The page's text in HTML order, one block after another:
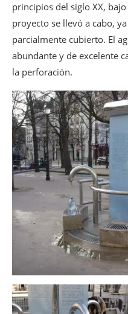
principios del siglo XX,
proyecto se llevó a cabo,
parcialmente cubierto. El
abundante y de excelente
la perforación.